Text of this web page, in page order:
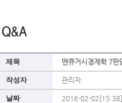
제목 맨큐거시경제학 7판
작성자 관리자
날짜 2016-02-02[15:38]